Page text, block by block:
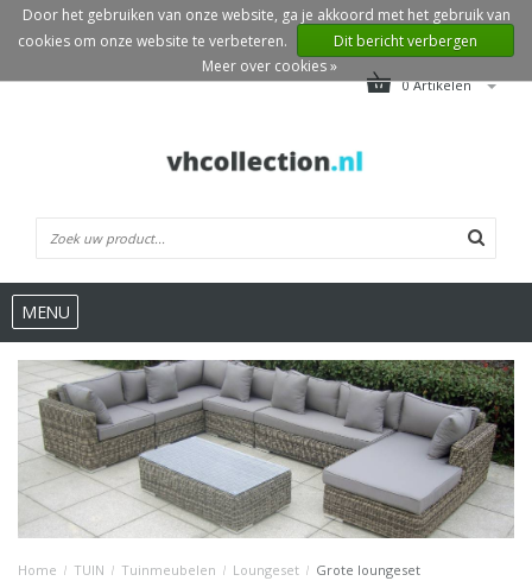
0 Artikelen
MENU
Home / TUIN / Tuinmeubelen / Loungeset / Grote loungeset
Door het gebruiken van onze website, ga je akkoord met het gebruik van
cookies om onze website te verbeteren.
Dit bericht verbergen
Meer over cookies »